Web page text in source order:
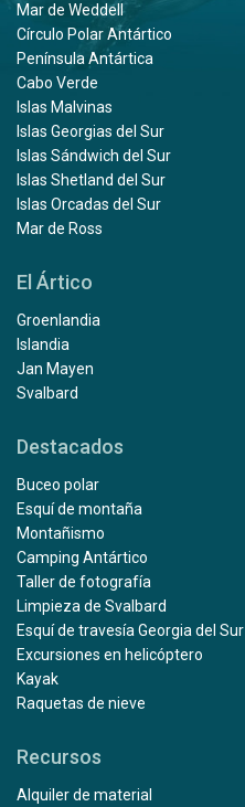
Mar de Weddell
Círculo Polar Antártico
Península Antártica
Cabo Verde
Islas Malvinas
Islas Georgias del Sur
Islas Sándwich del Sur
Islas Shetland del Sur
Islas Orcadas del Sur
Mar de Ross
El Ártico
Groenlandia
Islandia
Jan Mayen
Svalbard
Destacados
Buceo polar
Esquí de montaña
Montañismo
Camping Antártico
Taller de fotografía
Limpieza de Svalbard
Esquí de travesía Georgia del Sur
Excursiones en helicóptero
Kayak
Raquetas de nieve
Recursos
Alquiler de material